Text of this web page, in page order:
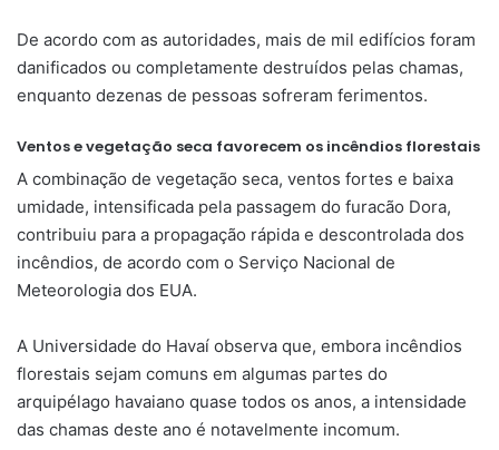
De acordo com as autoridades, mais de mil edifícios foram
danificados ou completamente destruídos pelas chamas,
enquanto dezenas de pessoas sofreram ferimentos.
Ventos e vegetação seca favorecem os incêndios florestais
A combinação de vegetação seca, ventos fortes e baixa
umidade, intensificada pela passagem do furacão Dora,
contribuiu para a propagação rápida e descontrolada dos
incêndios, de acordo com o Serviço Nacional de
Meteorologia dos EUA.
A Universidade do Havaí observa que, embora incêndios
florestais sejam comuns em algumas partes do
arquipélago havaiano quase todos os anos, a intensidade
das chamas deste ano é notavelmente incomum.